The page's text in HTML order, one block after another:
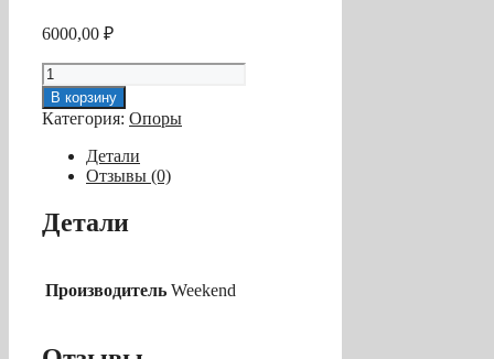
6000,00 ₽
Количество
товара
Комплект
опор
регулируемых
хром
D
"Eliminator
(4
В корзину
Категория: Опоры
Детали
Отзывы (0)
Детали
Производитель Weekend